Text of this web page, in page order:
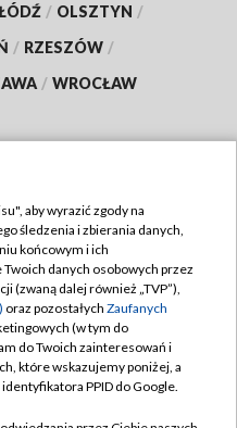
/ OLSZTYN /
/ RZESZÓW /
/ WROCŁAW
TVP
aby wyrazić zgody na
śledzenia i zbierania danych,
końcowym i ich
danych osobowych przez
(zwaną dalej również „TVP”),
oraz pozostałych Zaufanych
(w tym do
do Twoich zainteresowań i
które wskazujemy poniżej, a
PPID do Google.